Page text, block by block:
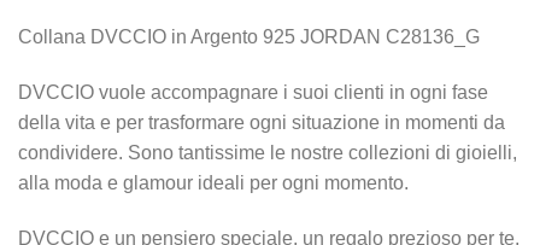
Collana DVCCIO in Argento 925 JORDAN C28136_G
DVCCIO vuole accompagnare i suoi clienti in ogni fase
della vita e per trasformare ogni situazione in momenti da
condividere. Sono tantissime le nostre collezioni di gioielli,
alla moda e glamour ideali per ogni momento.
DVCCIO e un pensiero speciale, un regalo prezioso per te.